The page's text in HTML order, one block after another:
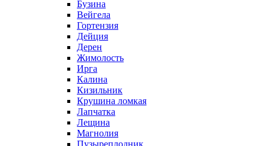
Бузина
Вейгела
Гортензия
Дейция
Дерен
Жимолость
Ирга
Калина
Кизильник
Крушина ломкая
Лапчатка
Лещина
Магнолия
Пузыреплодник